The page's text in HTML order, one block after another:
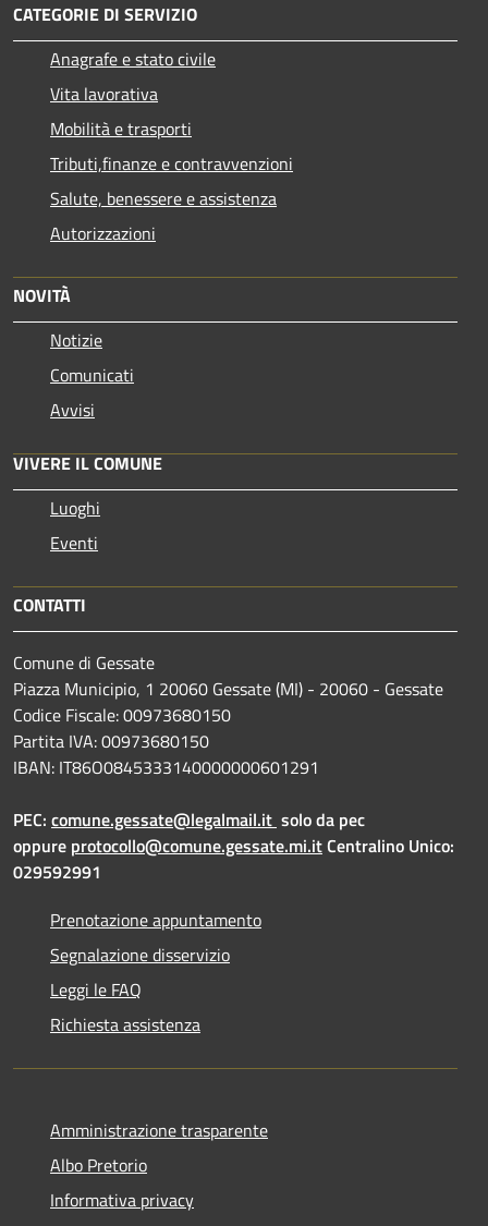
CATEGORIE DI SERVIZIO
Anagrafe e stato civile
Vita lavorativa
Mobilità e trasporti
Tributi,finanze e contravvenzioni
Salute, benessere e assistenza
Autorizzazioni
NOVITÀ
Notizie
Comunicati
Avvisi
VIVERE IL COMUNE
Luoghi
Eventi
CONTATTI
Comune di Gessate
Piazza Municipio, 1 20060 Gessate (MI) - 20060 - Gessate
Codice Fiscale: 00973680150
Partita IVA: 00973680150
IBAN: IT86O0845333140000000601291
PEC: comune.gessate@legalmail.it solo da pec
oppure protocollo@comune.gessate.mi.itCentralino Unico:
029592991
Prenotazione appuntamento
Segnalazione disservizio
Leggi le FAQ
Richiesta assistenza
Amministrazione trasparente
Albo Pretorio
Informativa privacy